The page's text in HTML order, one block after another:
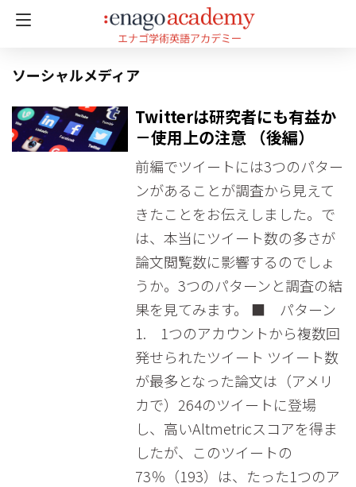
ソーシャルメディア
Twitterは研究者にも有益か
－使用上の注意 （後編）
前編でツイートには3つのパター
ンがあることが調査から見えて
きたことをお伝えしました。で
は、本当にツイート数の多さが
論文閲覧数に影響するのでしょ
うか。3つのパターンと調査の結
果を見てみます。 ■ パターン
1. 1つのアカウントから複数回
発せられたツイート ツイート数
が最多となった論文は（アメリ
カで）264のツイートに登場
し、高いAltmetricスコアを得ま
したが、このツイートの
73％（193）は、たった1つのア